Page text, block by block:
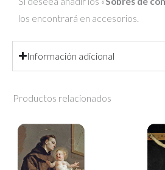
los encontrará en accesorios.
Información adicional
Productos relacionados